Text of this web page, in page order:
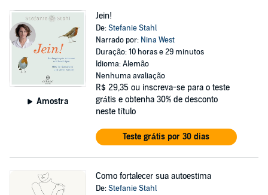
Amostra
Jein!
De:Stefanie Stahl
Narrado por: Nina West
Duração: 10 horas e 29 minutos
Idioma: Alemão
Nenhuma avaliação
R$ 29,35 ou inscreva-se para o teste
grátis e obtenha 30% de desconto
neste título
Teste grátis por 30 dias
Como fortalecer sua autoestima
De:Stefanie Stahl